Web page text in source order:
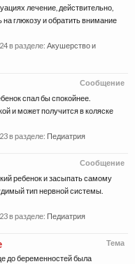
лечение, действительно,
глюкозу и обратить внимание
в разделе: Акушерство и
Сообщение
спал бы спокойнее.
и может получится в коляске
в разделе: Педиатрия
Сообщение
ребенок и засыпать самому
тип нервной системы.
в разделе: Педиатрия
Тема
до беременностей была